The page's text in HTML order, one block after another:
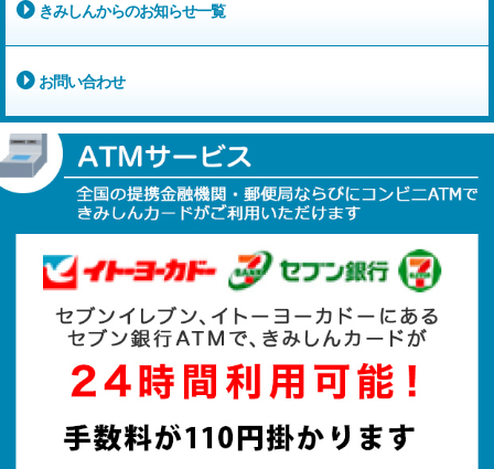
きみしんからのお知らせ一覧
お問い合わせ